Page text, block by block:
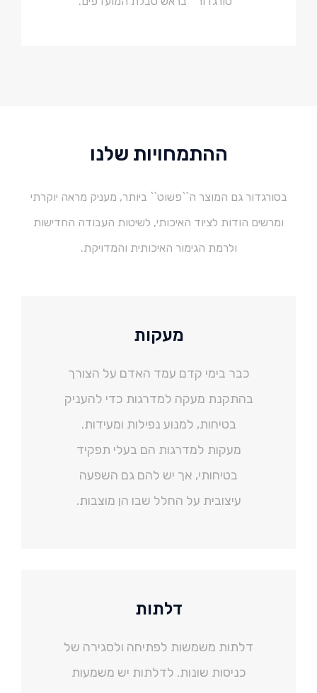
ההתמחויות שלנו
בסורגדור גם המוצר ה``פשוט`` ביותר, מעניק מראה יוקרתי
ומרשים הודות לציוד האיכותי, לשיטות העבודה החדישות
ולרמת הגימור האיכותית והמדויקת.
מעקות
כבר בימי קדם עמד האדם על הצורך
בהתקנת מעקה למדרגות כדי להעניק
בטיחות, למנוע נפילות ומעידות.
מעקות למדרגות הם בעלי תפקיד
בטיחותי, אך יש להם גם השפעה
עיצובית על החלל שבו הן מוצבות.
דלתות
דלתות משמשות לפתיחה ולסגירה של
כניסות שונות. לדלתות יש משמעות